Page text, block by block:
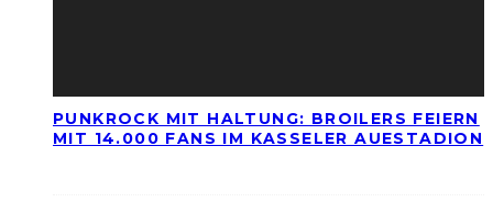
PUNKROCK MIT HALTUNG: BROILERS FEIERN
MIT 14.000 FANS IM KASSELER AUESTADION